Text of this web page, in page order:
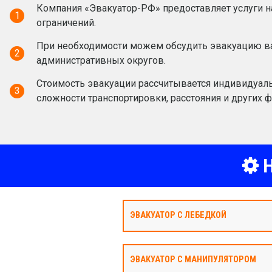
1
Компания «Эвакуатор-РФ» предоставляет услуги
ограничений.
2
При необходимости можем обсудить эвакуацию
административных округов.
3
Стоимость эвакуации рассчитывается
сложности транспортировки, расстояния и других
ЭВАКУАТОР С ЛЕБЕДКОЙ
ЭВАКУАТОР С МАНИПУЛЯТОРОМ